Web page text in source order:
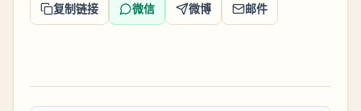
复制链接 微信 微博 邮件